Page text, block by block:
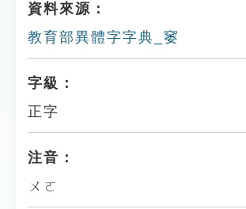
資料來源：
教育部異體字字典_䆧
字級：
正字
注音：
ㄨㄛ